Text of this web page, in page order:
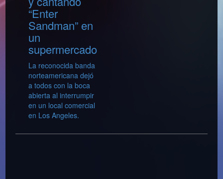
“Enter
Sandman” en
un
supermercado
La reconocida banda
norteamericana dejó
a todos con la boca
abierta al interrumpir
en un local comercial
en Los Angeles.